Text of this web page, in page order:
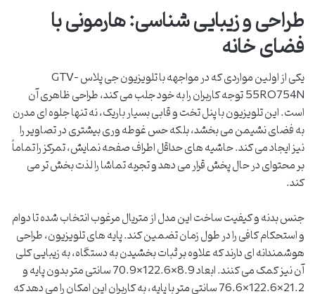
طراحی و زیبایی شناسی: هارمونی با
فضای خانه
یکی از اولین مواردی که در مواجهه با تلویزیون جی پلاس GTV-
55RQ754N توجه کاربران را به خود جلب می کند، طراحی ظاهری آن
است. این تلویزیون با پنل تخت و قابی بسیار باریک، نه تنها جلوه ای مدرن
به فضای نشیمن می بخشد، بلکه حس غوطه وری بیشتری در تصاویر را
نیز ایجاد می کند. حاشیه های حداقل اطراف صفحه نمایش، تمرکز را تماماً
بر محتوای در حال پخش قرار می دهد و تجربه تماشا را لذت بخش تر می
کند.
جنس بدنه و کیفیت ساخت این مدل از متریال مرغوب انتخاب شده تا دوام
و استحکام کافی را در طول زمان تضمین کند. پایه های تلویزیون، طراحی
هوشمندانه ای دارند که علاوه بر ثبات بخشیدن به دستگاه، به زیبایی کلی
آن نیز کمک می کنند. ابعاد 8.9×122.6×70.9 سانتی متر بدون پایه و
21.2×122.6×76.6 سانتی متر با پایه، به کاربران این امکان را می دهد که